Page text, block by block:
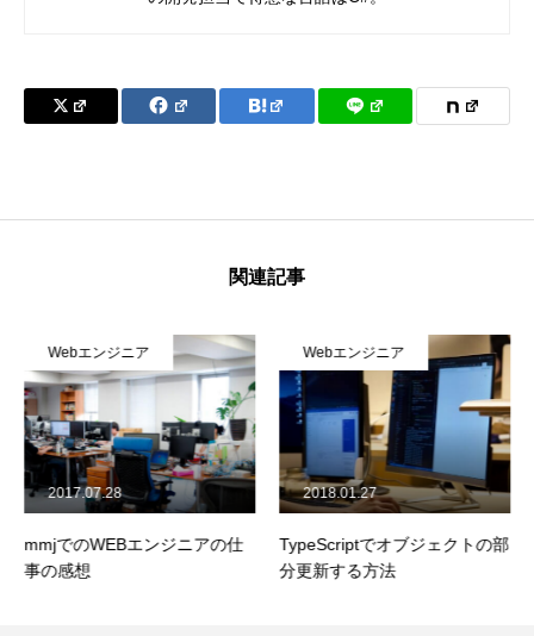
関連記事
Webエンジニア
mmjでのWEBエンジニアの仕
事の感想
2017.07.28
Webエンジニア
TypeScriptでオブジェクトの部
分更新する方法
2018.01.27